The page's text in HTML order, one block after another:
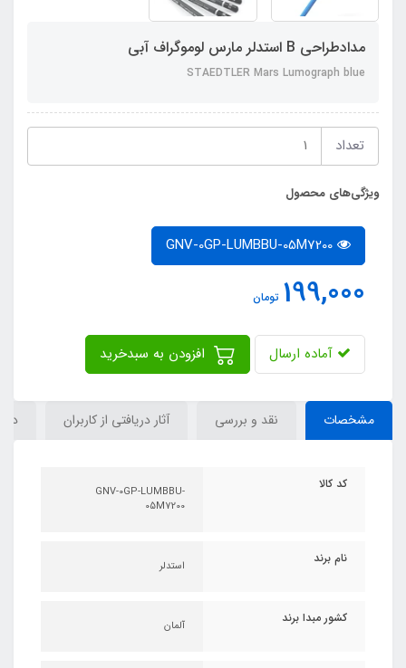
مدادطراحی B استدلر مارس لوموگراف آبی
STAEDTLER Mars Lumograph blue
تعداد
ویژگی‌های محصول
199,000 تومان
آماده ارسال
مشخصات نقد و بررسی آثار دریافتی از کاربران
کد کالا
GNV-0GP-LUMBBU-
05M7200
نام برند استدلر
کشور مبدا برند آلمان